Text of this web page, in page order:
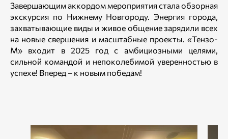
Завершающим аккордом мероприятия стала обзорная
экскурсия по Нижнему Новгороду. Энергия города,
захватывающие виды и живое общение зарядили всех
на новые свершения и масштабные проекты. «Тензо-
М» входит в 2025 год с амбициозными целями,
сильной командой и непоколебимой уверенностью в
успехе! Вперед – к новым победам!